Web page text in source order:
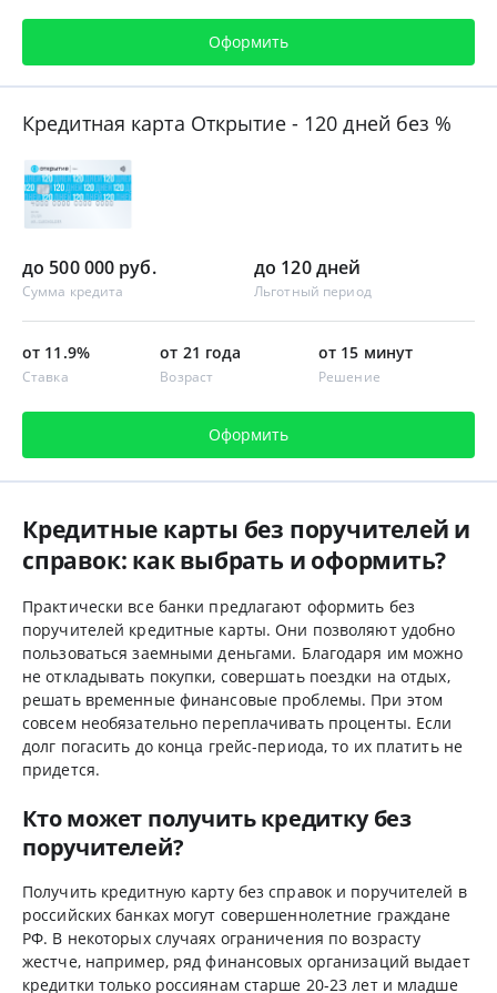
Оформить
Кредитная карта Открытие - 120 дней без %
до 500 000 руб.
Сумма кредита
до 120 дней
Льготный период
от 11.9%
Ставка
от 21 года
Возраст
от 15 минут
Решение
Оформить
Кредитные карты без поручителей и
справок: как выбрать и оформить?
Практически все банки предлагают оформить без
поручителей кредитные карты. Они позволяют удобно
пользоваться заемными деньгами. Благодаря им можно
не откладывать покупки, совершать поездки на отдых,
решать временные финансовые проблемы. При этом
совсем необязательно переплачивать проценты. Если
долг погасить до конца грейс-периода, то их платить не
придется.
Кто может получить кредитку без
поручителей?
Получить кредитную карту без справок и поручителей в
российских банках могут совершеннолетние граждане
РФ. В некоторых случаях ограничения по возрасту
жестче, например, ряд финансовых организаций выдает
кредитки только россиянам старше 20-23 лет и младше